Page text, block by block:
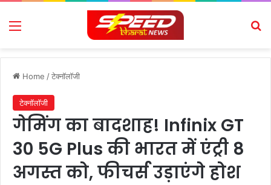
Menu
Home /टेक्नॉलॉजी
टेक्नॉलॉजी
गेमिंग का बादशाह! Infinix GT
30 5G Plus की भारत में एंट्री 8
अगस्त को, फीचर्स उड़ाएंगे होश